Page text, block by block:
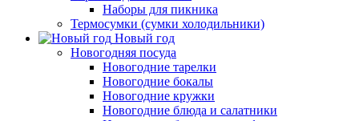
Наборы для пикника
Термосумки (сумки холодильники)
Новый год
Новогодняя посуда
Новогодние тарелки
Новогодние бокалы
Новогодние кружки
Новогодние блюда и салатники